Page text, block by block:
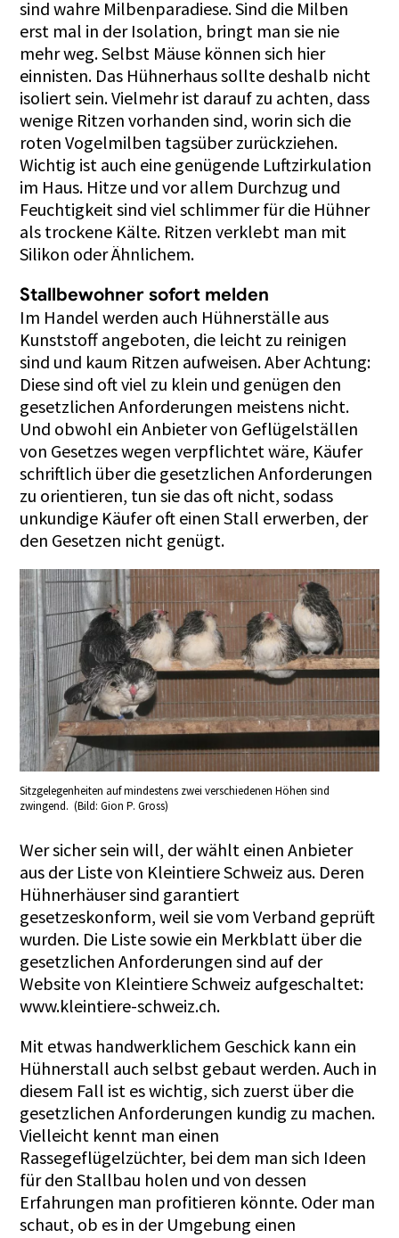
sind wahre Milbenparadiese. Sind die Milben
erst mal in der Isolation, bringt man sie nie
mehr weg. Selbst Mäuse können sich hier
einnisten. Das Hühnerhaus sollte deshalb nicht
isoliert sein. Vielmehr ist darauf zu achten, dass
wenige Ritzen vorhanden sind, worin sich die
roten Vogelmilben tagsüber zurückziehen.
Wichtig ist auch eine genügende Luftzirkulation
im Haus. Hitze und vor allem Durchzug und
Feuchtigkeit sind viel schlimmer für die Hühner
als trockene Kälte. Ritzen verklebt man mit
Silikon oder Ähnlichem.
Stallbewohner sofort melden
Im Handel werden auch Hühnerställe aus
Kunststoff angeboten, die leicht zu reinigen
sind und kaum Ritzen aufweisen. Aber Achtung:
Diese sind oft viel zu klein und genügen den
gesetzlichen Anforderungen meistens nicht.
Und obwohl ein Anbieter von Geflügelställen
von Gesetzes wegen verpflichtet wäre, Käufer
schriftlich über die gesetzlichen Anforderungen
zu orientieren, tun sie das oft nicht, sodass
unkundige Käufer oft einen Stall erwerben, der
den Gesetzen nicht genügt.
Sitzgelegenheiten auf mindestens zwei verschiedenen Höhen sind
zwingend. (Bild: Gion P. Gross)
Wer sicher sein will, der wählt einen Anbieter
aus der Liste von Kleintiere Schweiz aus. Deren
Hühnerhäuser sind garantiert
gesetzeskonform, weil sie vom Verband geprüft
wurden. Die Liste sowie ein Merkblatt über die
gesetzlichen Anforderungen sind auf der
Website von Kleintiere Schweiz aufgeschaltet:
www.kleintiere-schweiz.ch.
Mit etwas handwerklichem Geschick kann ein
Hühnerstall auch selbst gebaut werden. Auch in
diesem Fall ist es wichtig, sich zuerst über die
gesetzlichen Anforderungen kundig zu machen.
Vielleicht kennt man einen
Rassegeflügelzüchter, bei dem man sich Ideen
für den Stallbau holen und von dessen
Erfahrungen man profitieren könnte. Oder man
schaut, ob es in der Umgebung einen